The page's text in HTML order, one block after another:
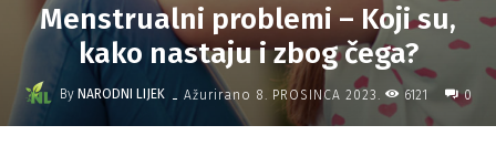
Menstrualni problemi – Koji su,
kako nastaju i zbog čega?
By NARODNI LIJEK - Ažurirano 8. PROSINCA 2023. 6121 0